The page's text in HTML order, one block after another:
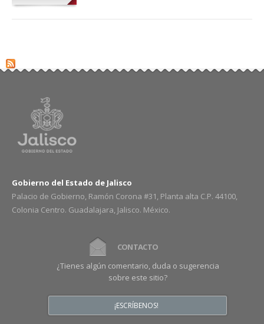
Gobierno del Estado de Jalisco
Palacio de Gobierno, Ramón Corona #31, Planta alta C.P. 44100,
Colonia Centro. Guadalajara, Jalisco. México.
CONTACTO
¿Tienes algún comentario, duda o sugerencia
sobre este sitio?
¡ESCRÍBENOS!